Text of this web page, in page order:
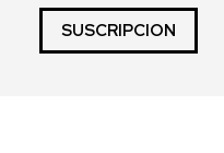
SUSCRIPCION